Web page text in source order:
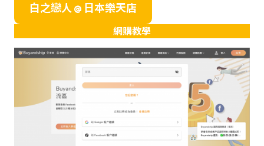
白之戀人 @ 日本樂天店
網購教學